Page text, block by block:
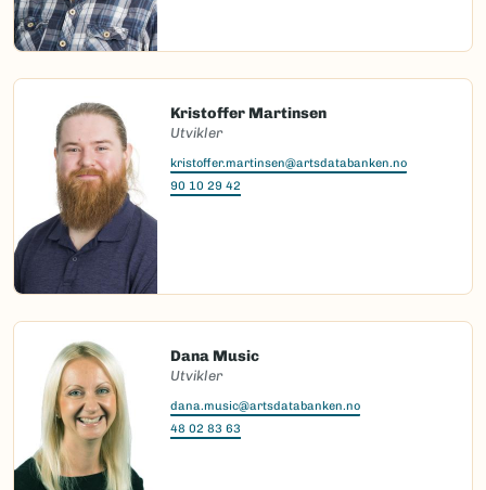
Kristoffer Martinsen
Utvikler
kristoffer.martinsen@artsdatabanken.no
90 10 29 42
Dana Music
Utvikler
dana.music@artsdatabanken.no
48 02 83 63